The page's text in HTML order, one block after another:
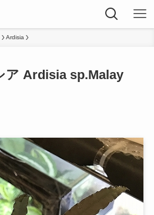
Ardisia
ア Ardisia sp.Malay